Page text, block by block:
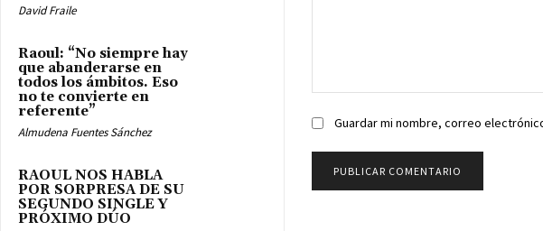
David Fraile
Raoul: “No siempre hay
que abanderarse en
todos los ámbitos. Eso
no te convierte en
referente”
Almudena Fuentes Sánchez
RAOUL NOS HABLA
POR SORPRESA DE SU
SEGUNDO SINGLE Y
PRÓXIMO DÚO
Guardar mi nombre, correo